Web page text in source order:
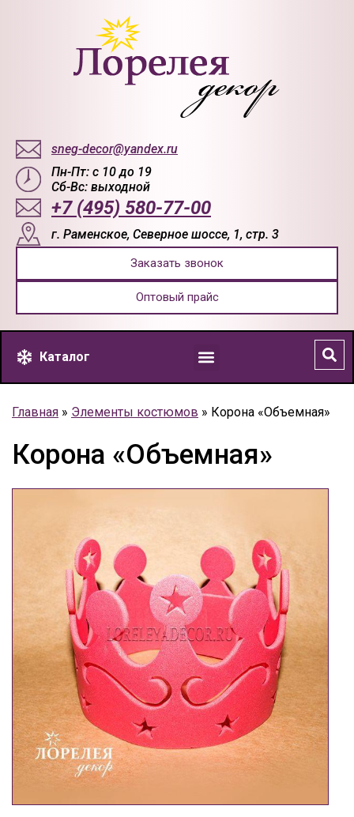
sneg-decor@yandex.ru
Пн-Пт: с 10 до 19
Сб-Вс: выходной
+7 (495) 580-77-00
г. Раменское, Северное шоссе, 1, стр. 3
Заказать звонок
Оптовый прайс
Каталог
Главная » Элементы костюмов » Корона «Объемная»
Корона «Объемная»